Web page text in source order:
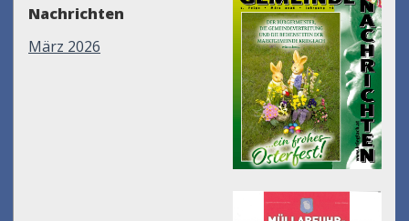
Nachrichten
März 2026